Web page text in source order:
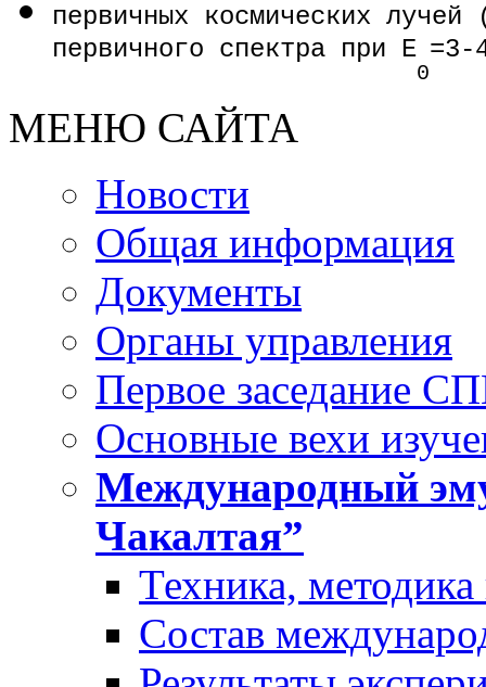
первичных космических
первичного спектра при E0=3-
МЕНЮ САЙТА
Новости
Общая информация
Документы
Органы управления
Первое заседание
Основные вехи
Международный
Чакалтая”
Техника,
Состав